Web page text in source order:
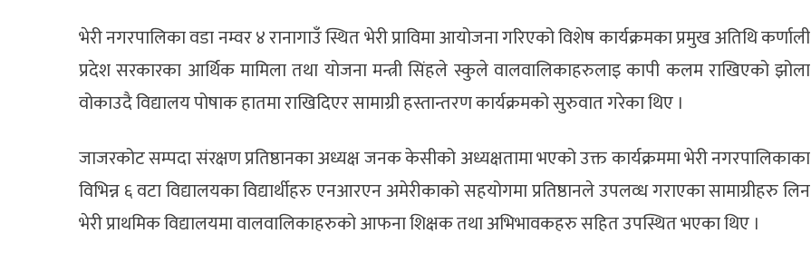
भेरी नगरपालिका वडा नम्वर ४ रानागाउँ स्थित भेरी प्राविमा आयोजना गरिएको विशेष कार्यक्रमका प्रमुख अतिथि कर्णाली
प्रदेश सरकारका आर्थिक मामिला तथा योजना मन्त्री सिंहले स्कुले वालवालिकाहरुलाइ कापी कलम राखिएको झोला
वोकाउदै विद्यालय पोषाक हातमा राखिदिएर सामाग्री हस्तान्तरण कार्यक्रमको सुरुवात गरेका थिए ।
जाजरकोट सम्पदा संरक्षण प्रतिष्ठानका अध्यक्ष जनक केसीको अध्यक्षतामा भएको उक्त कार्यक्रममा भेरी नगरपालिकाका
विभिन्न ६ वटा विद्यालयका विद्यार्थीहरु एनआरएन अमेरीकाको सहयोगमा प्रतिष्ठानले उपलव्ध गराएका सामाग्रीहरु लिन
भेरी प्राथमिक विद्यालयमा वालवालिकाहरुको आफना शिक्षक तथा अभिभावकहरु सहित उपस्थित भएका थिए ।